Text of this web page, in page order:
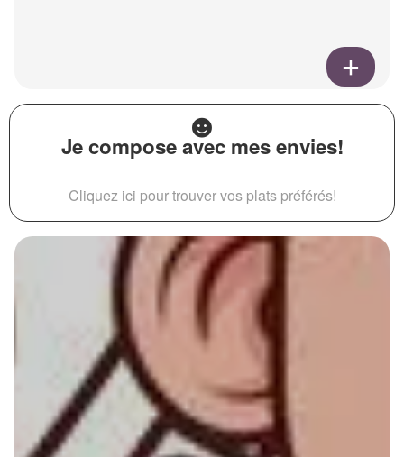
Je compose avec mes envies!
Cliquez ici pour trouver vos plats préférés!